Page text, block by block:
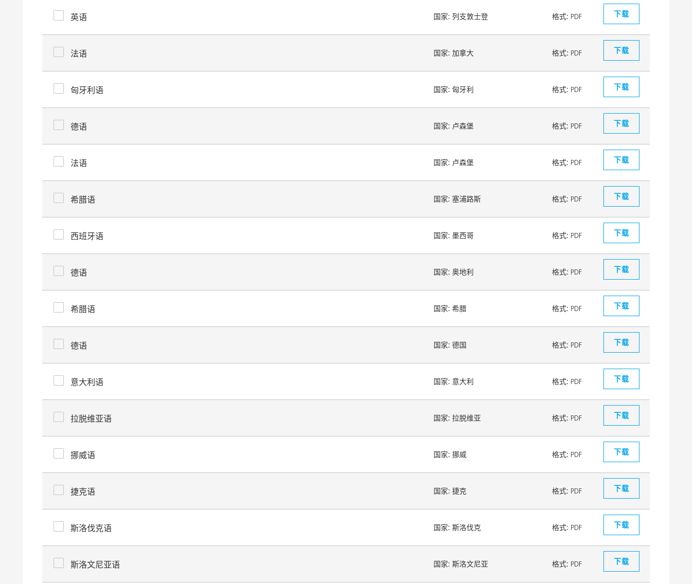
英语 国家: 列支敦士登 格式: PDF 下载
法语 国家: 加拿大 格式: PDF 下载
匈牙利语 国家: 匈牙利 格式: PDF 下载
德语 国家: 卢森堡 格式: PDF 下载
法语 国家: 卢森堡 格式: PDF 下载
希腊语 国家: 塞浦路斯 格式: PDF 下载
西班牙语 国家: 墨西哥 格式: PDF 下载
德语 国家: 奥地利 格式: PDF 下载
希腊语 国家: 希腊 格式: PDF 下载
德语 国家: 德国 格式: PDF 下载
意大利语 国家: 意大利 格式: PDF 下载
拉脱维亚语 国家: 拉脱维亚 格式: PDF 下载
挪威语 国家: 挪威 格式: PDF 下载
捷克语 国家: 捷克 格式: PDF 下载
斯洛伐克语 国家: 斯洛伐克 格式: PDF 下载
斯洛文尼亚语 国家: 斯洛文尼亚 格式: PDF 下载